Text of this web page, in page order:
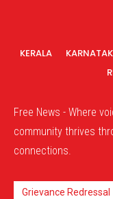
KERALA
Free News - Where
community thrives
connections.
Grievance Redressal